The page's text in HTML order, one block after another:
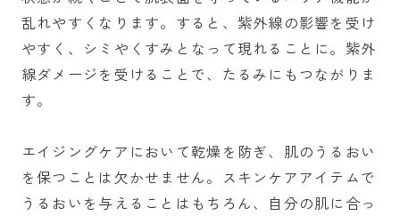
乱れやすくなります。すると、紫外線の影響を受け
やすく、シミやくすみとなって現れることに。紫外
線ダメージを受けることで、たるみにもつながりま
す。
エイジングケアにおいて乾燥を防ぎ、肌のうるおい
を保つことは欠かせません。スキンケアアイテムで
うるおいを与えることはもちろん、自分の肌に合っ